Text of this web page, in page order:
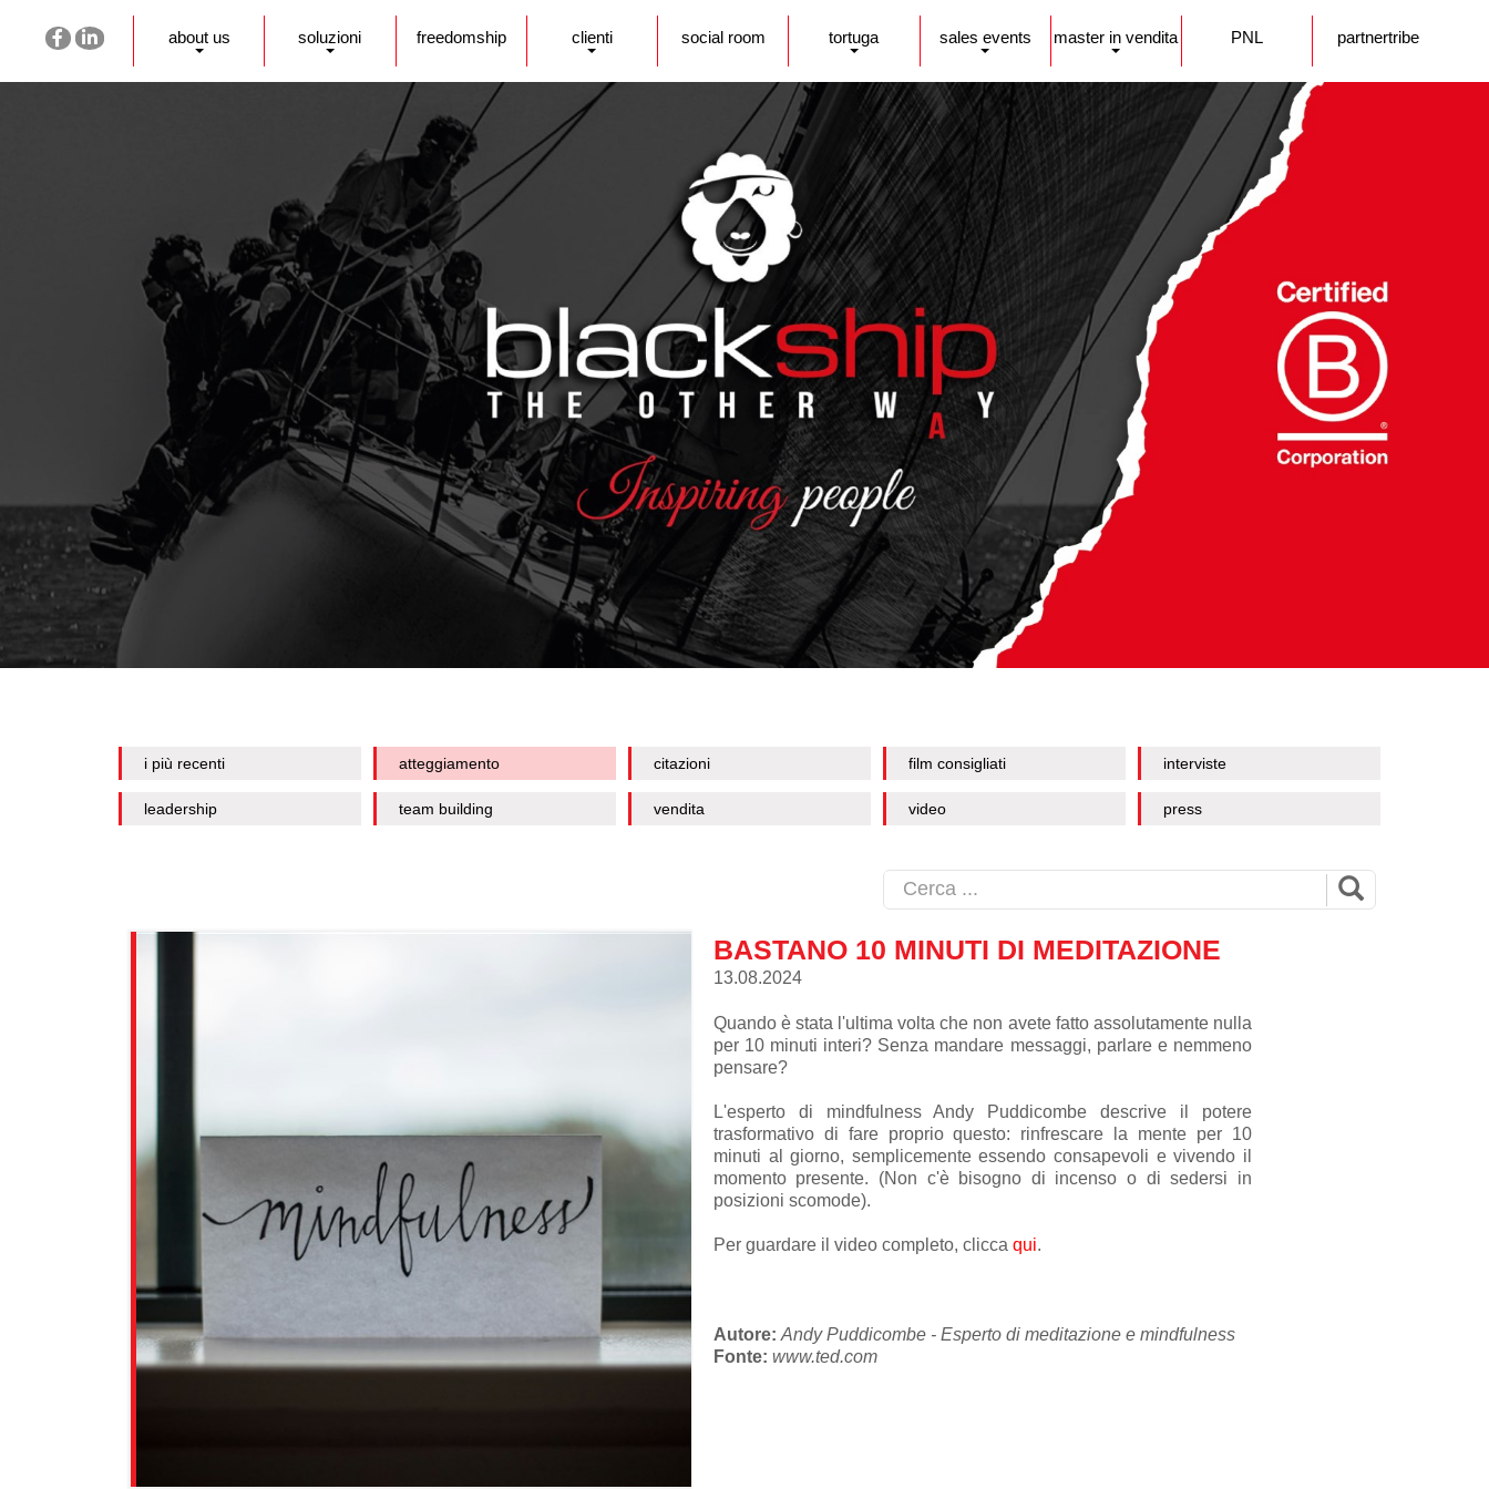
about us soluzioni freedomship clienti social room tortuga sales events master in vendita PNL partnertribe
i più recenti atteggiamento citazioni film consigliati interviste
leadership team building vendita video press
BASTANO 10 MINUTI DI MEDITAZIONE
13.08.2024
Quando è stata l'ultima volta che non avete fatto assolutamente nulla
per 10 minuti interi? Senza mandare messaggi, parlare e nemmeno
pensare?
L'esperto di mindfulness Andy Puddicombe descrive il potere
trasformativo di fare proprio questo: rinfrescare la mente per 10
minuti al giorno, semplicemente essendo consapevoli e vivendo il
momento presente. (Non c'è bisogno di incenso o di sedersi in
posizioni scomode).
Per guardare il video completo, clicca qui.
Autore: Andy Puddicombe - Esperto di meditazione e mindfulness
Fonte: www.ted.com